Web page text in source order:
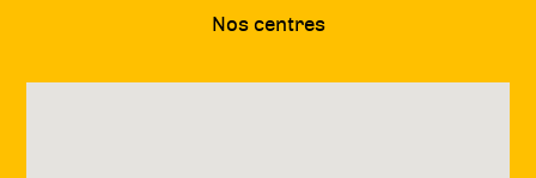
Nos centres